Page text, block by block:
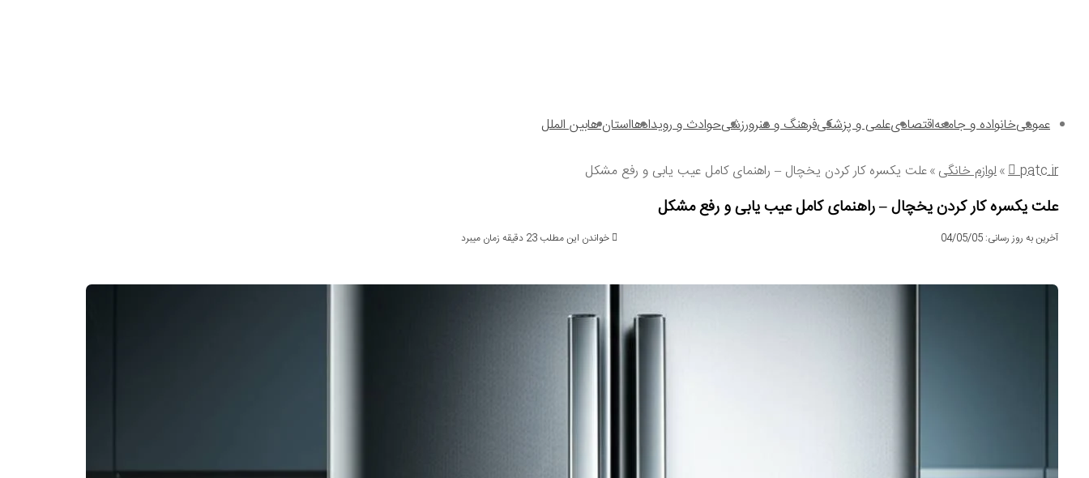
عمومیخانواده و جامعهاقتصادیعلمی و پزشکیفرهنگ و هنرورزشیحوادث و رویدادهااستان هابین الملل
patc.ir
»لوازم خانگی»علت یکسره کار کردن یخچال – راهنمای کامل عیب یابی و رفع مشکل
علت یکسره کار کردن یخچال – راهنمای کامل عیب یابی و رفع مشکل
آخرین به روز رسانی: 04/05/05 خواندن این مطلب 23 دقیقه زمان میبرد